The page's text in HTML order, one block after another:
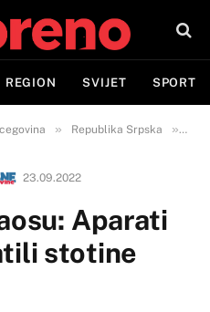
REGION SVIJET SPORT
» Republika Srpska »
23.09.2022
Aparati
stotine